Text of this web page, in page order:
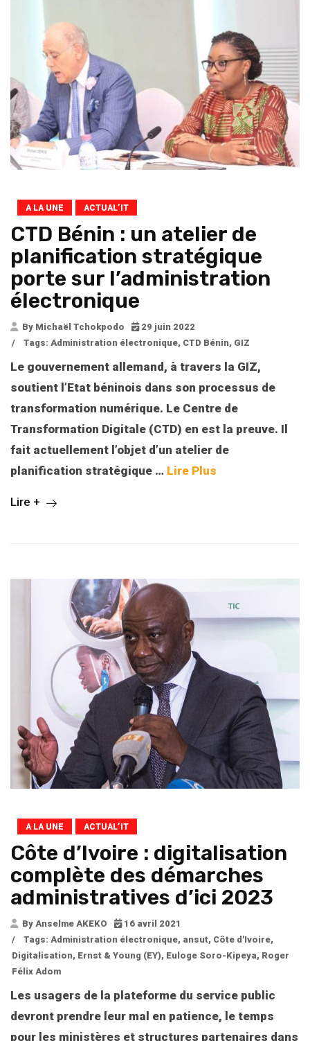
A LA UNE ACTUAL’IT
CTD Bénin : un atelier de
planification stratégique
porte sur l’administration
électronique
By Michaël Tchokpodo
29 juin 2022
/
Tags: Administration électronique, CTD Bénin, GIZ
Le gouvernement allemand, à travers la GIZ,
soutient l’Etat béninois dans son processus de
transformation numérique. Le Centre de
Transformation Digitale (CTD) en est la preuve. Il
fait actuellement l’objet d’un atelier de
planification stratégique … Lire Plus
Lire +
A LA UNE ACTUAL’IT
Côte d’Ivoire : digitalisation
complète des démarches
administratives d’ici 2023
By Anselme AKEKO
16 avril 2021
/
Tags: Administration électronique, ansut, Côte d'Ivoire,
Digitalisation, Ernst & Young (EY), Euloge Soro-Kipeya, Roger
Félix Adom
Les usagers de la plateforme du service public
devront prendre leur mal en patience, le temps
pour les ministères et structures partenaires dans